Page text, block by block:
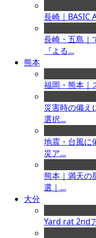
長崎｜BASIC
長崎・五島｜
『よる...
熊本
福岡・熊本｜
災害時の備え
選択...
地震・台風に
災ア...
熊本｜満天の
選｜...
大分
Yard rat 2nd